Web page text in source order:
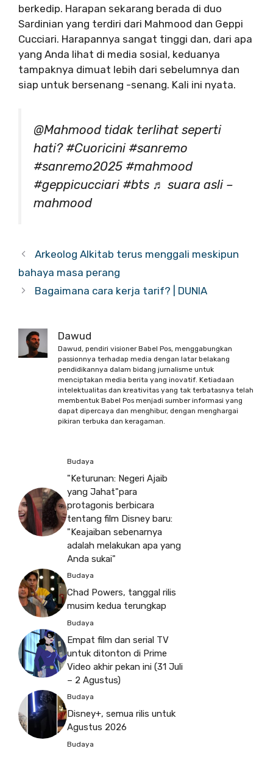
berkedip. Harapan sekarang berada di duo
Sardinian yang terdiri dari Mahmood dan Geppi
Cucciari. Harapannya sangat tinggi dan, dari apa
yang Anda lihat di media sosial, keduanya
tampaknya dimuat lebih dari sebelumnya dan
siap untuk bersenang -senang. Kali ini nyata.
@Mahmood tidak terlihat seperti
hati? #Cuoricini #sanremo
#sanremo2025 #mahmood
#geppicucciari #bts ♬ suara asli –
mahmood
Arkeolog Alkitab terus menggali meskipun
bahaya masa perang
Bagaimana cara kerja tarif? | DUNIA
Dawud
Dawud, pendiri visioner Babel Pos, menggabungkan
passionnya terhadap media dengan latar belakang
pendidikannya dalam bidang jurnalisme untuk
menciptakan media berita yang inovatif. Ketiadaan
intelektualitas dan kreativitas yang tak terbatasnya telah
membentuk Babel Pos menjadi sumber informasi yang
dapat dipercaya dan menghibur, dengan menghargai
pikiran terbuka dan keragaman.
Budaya
"Keturunan: Negeri Ajaib
yang Jahat"para
protagonis berbicara
tentang film Disney baru:
"Keajaiban sebenarnya
adalah melakukan apa yang
Anda sukai"
Budaya
Chad Powers, tanggal rilis
musim kedua terungkap
Budaya
Empat film dan serial TV
untuk ditonton di Prime
Video akhir pekan ini (31 Juli
– 2 Agustus)
Budaya
Disney+, semua rilis untuk
Agustus 2026
Budaya